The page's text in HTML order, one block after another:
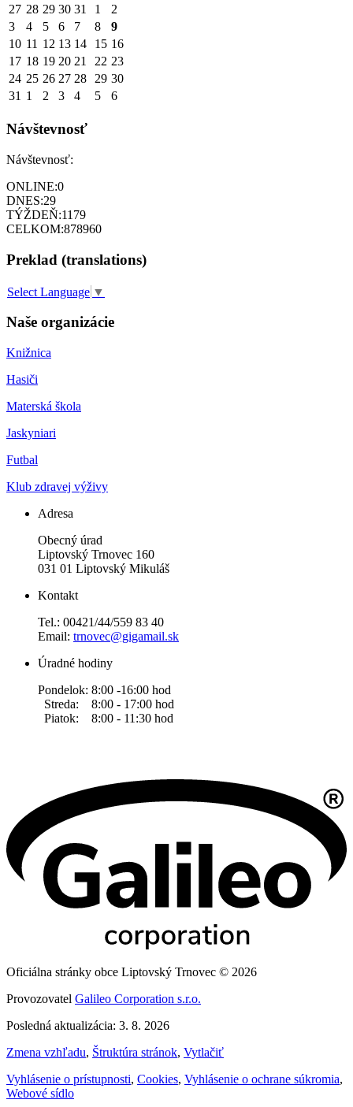
27 28 29 30 31 1
2
3
4 5 6 7 8
9
10 11 12 13 14 15 16
17 18 19 20 21 22 23
24 25 26 27 28 29 30
31 1 2 3 4 5 6
Návštevnosť
Návštevnosť:
ONLINE:0
DNES:29
TÝŽDEŇ:1179
CELKOM:878960
Preklad (translations)
Select Language ▼
Naše organizácie
Knižnica
Hasiči
Materská škola
Jaskyniari
Futbal
Klub zdravej výživy
Adresa
Obecný úrad
Liptovský Trnovec 160
031 01 Liptovský Mikuláš
Kontakt
Tel.: 00421/44/559 83 40
Email: trnovec@gigamail.sk
Úradné hodiny
Pondelok: 8:00 -16:00 hod
Streda: 8:00 - 17:00 hod
Piatok: 8:00 - 11:30 hod
Oficiálna stránky obce Liptovský Trnovec © 2026
Provozovatel Galileo Corporation s.r.o.
Posledná aktualizácia: 3. 8. 2026
Zmena vzhľadu, Štruktúra stránok, Vytlačiť
Vyhlásenie o prístupnosti, Cookies, Vyhlásenie o ochrane súkromia,
Webové sídlo